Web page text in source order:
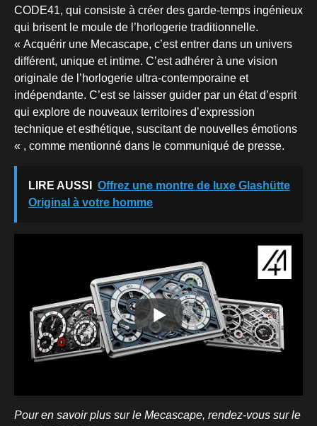
CODE41, qui consiste à créer des garde-temps ingénieux
qui brisent le moule de l’horlogerie traditionnelle.
« Acquérir une Mecascape, c’est entrer dans un univers
différent, unique et intime. C’est adhérer à une vision
originale de l’horlogerie ultra-contemporaine et
indépendante. C’est se laisser guider par un état d’esprit
qui explore de nouveaux territoires d’expression
technique et esthétique, suscitant de nouvelles émotions
« , comme mentionné dans le communiqué de presse.
LIRE AUSSI
Offrez une montre de luxe Glashütte
Original à votre homme
Pour en savoir plus sur le Mecascape, rendez-vous sur le